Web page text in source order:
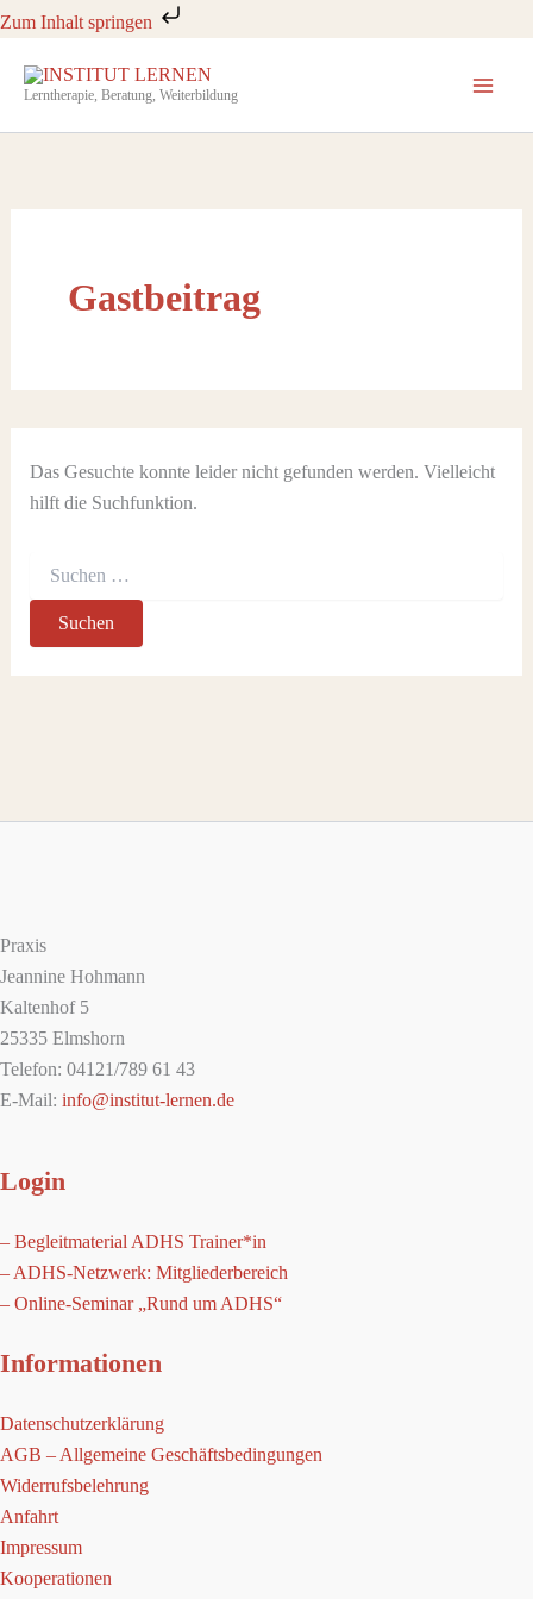
Zum Inhalt springen
Zum
springen
Lerntherapie, Beratung, Weiterbildung
Gastbeitrag
Das Gesuchte konnte leider nicht gefunden werden. Vielleicht
hilft die Suchfunktion.
nach:
Praxis
Jeannine Hohmann
Kaltenhof 5
25335 Elmshorn
Telefon: 04121/789 61 43
E-Mail: info@institut-lernen.de
Login
– Begleitmaterial ADHS Trainer*in
– ADHS-Netzwerk: Mitgliederbereich
– Online-Seminar „Rund um ADHS“
Informationen
Datenschutzerklärung
AGB – Allgemeine Geschäftsbedingungen
Widerrufsbelehrung
Anfahrt
Impressum
Kooperationen